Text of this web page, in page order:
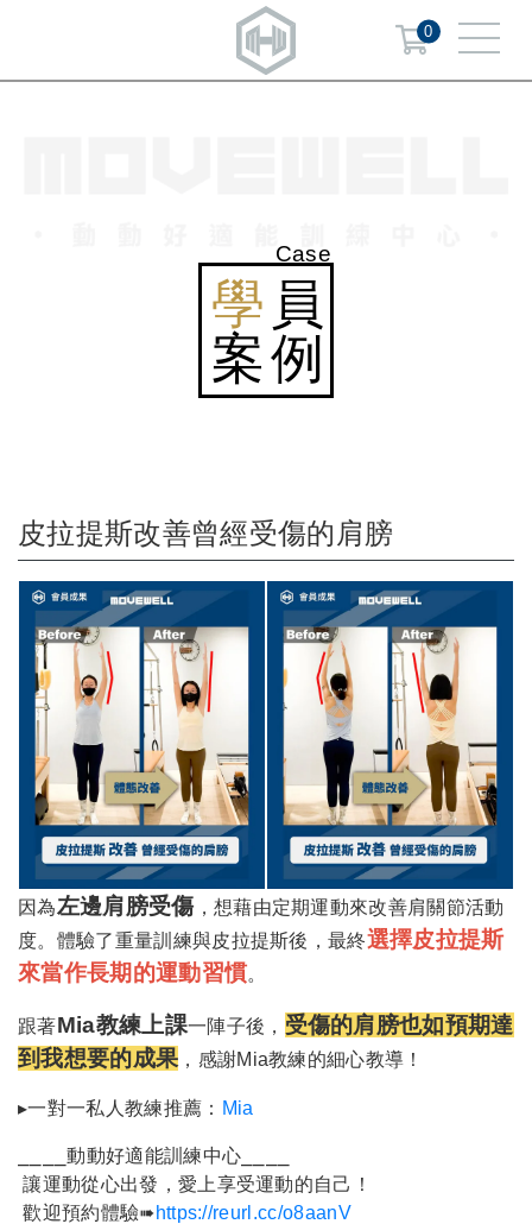
0
Case
學 員
案例
皮拉提斯改善曾經受傷的肩膀
因為左邊肩膀受傷，想藉由定期運動來改善肩關節活動
度。體驗了重量訓練與皮拉提斯後，最終選擇皮拉提斯
來當作長期的運動習慣。
跟著Mia教練上課一陣子後， 受傷的肩膀也如預期達
到我想要的成果 ，感謝Mia教練的細心教導！
▸一對一私人教練推薦： Mia
⎯⎯⎯⎯動動好適能訓練中心⎯⎯⎯⎯
讓運動從心出發，愛上享受運動的自己！
歡迎預約體驗➠https://reurl.cc/o8aanV